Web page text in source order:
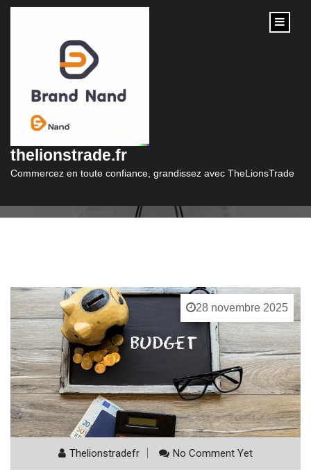
content
thelionstrade.fr
Commercez en toute confiance, grandissez avec TheLionsTrade
28 novembre 2025
Thelionstradefr No Comment Yet